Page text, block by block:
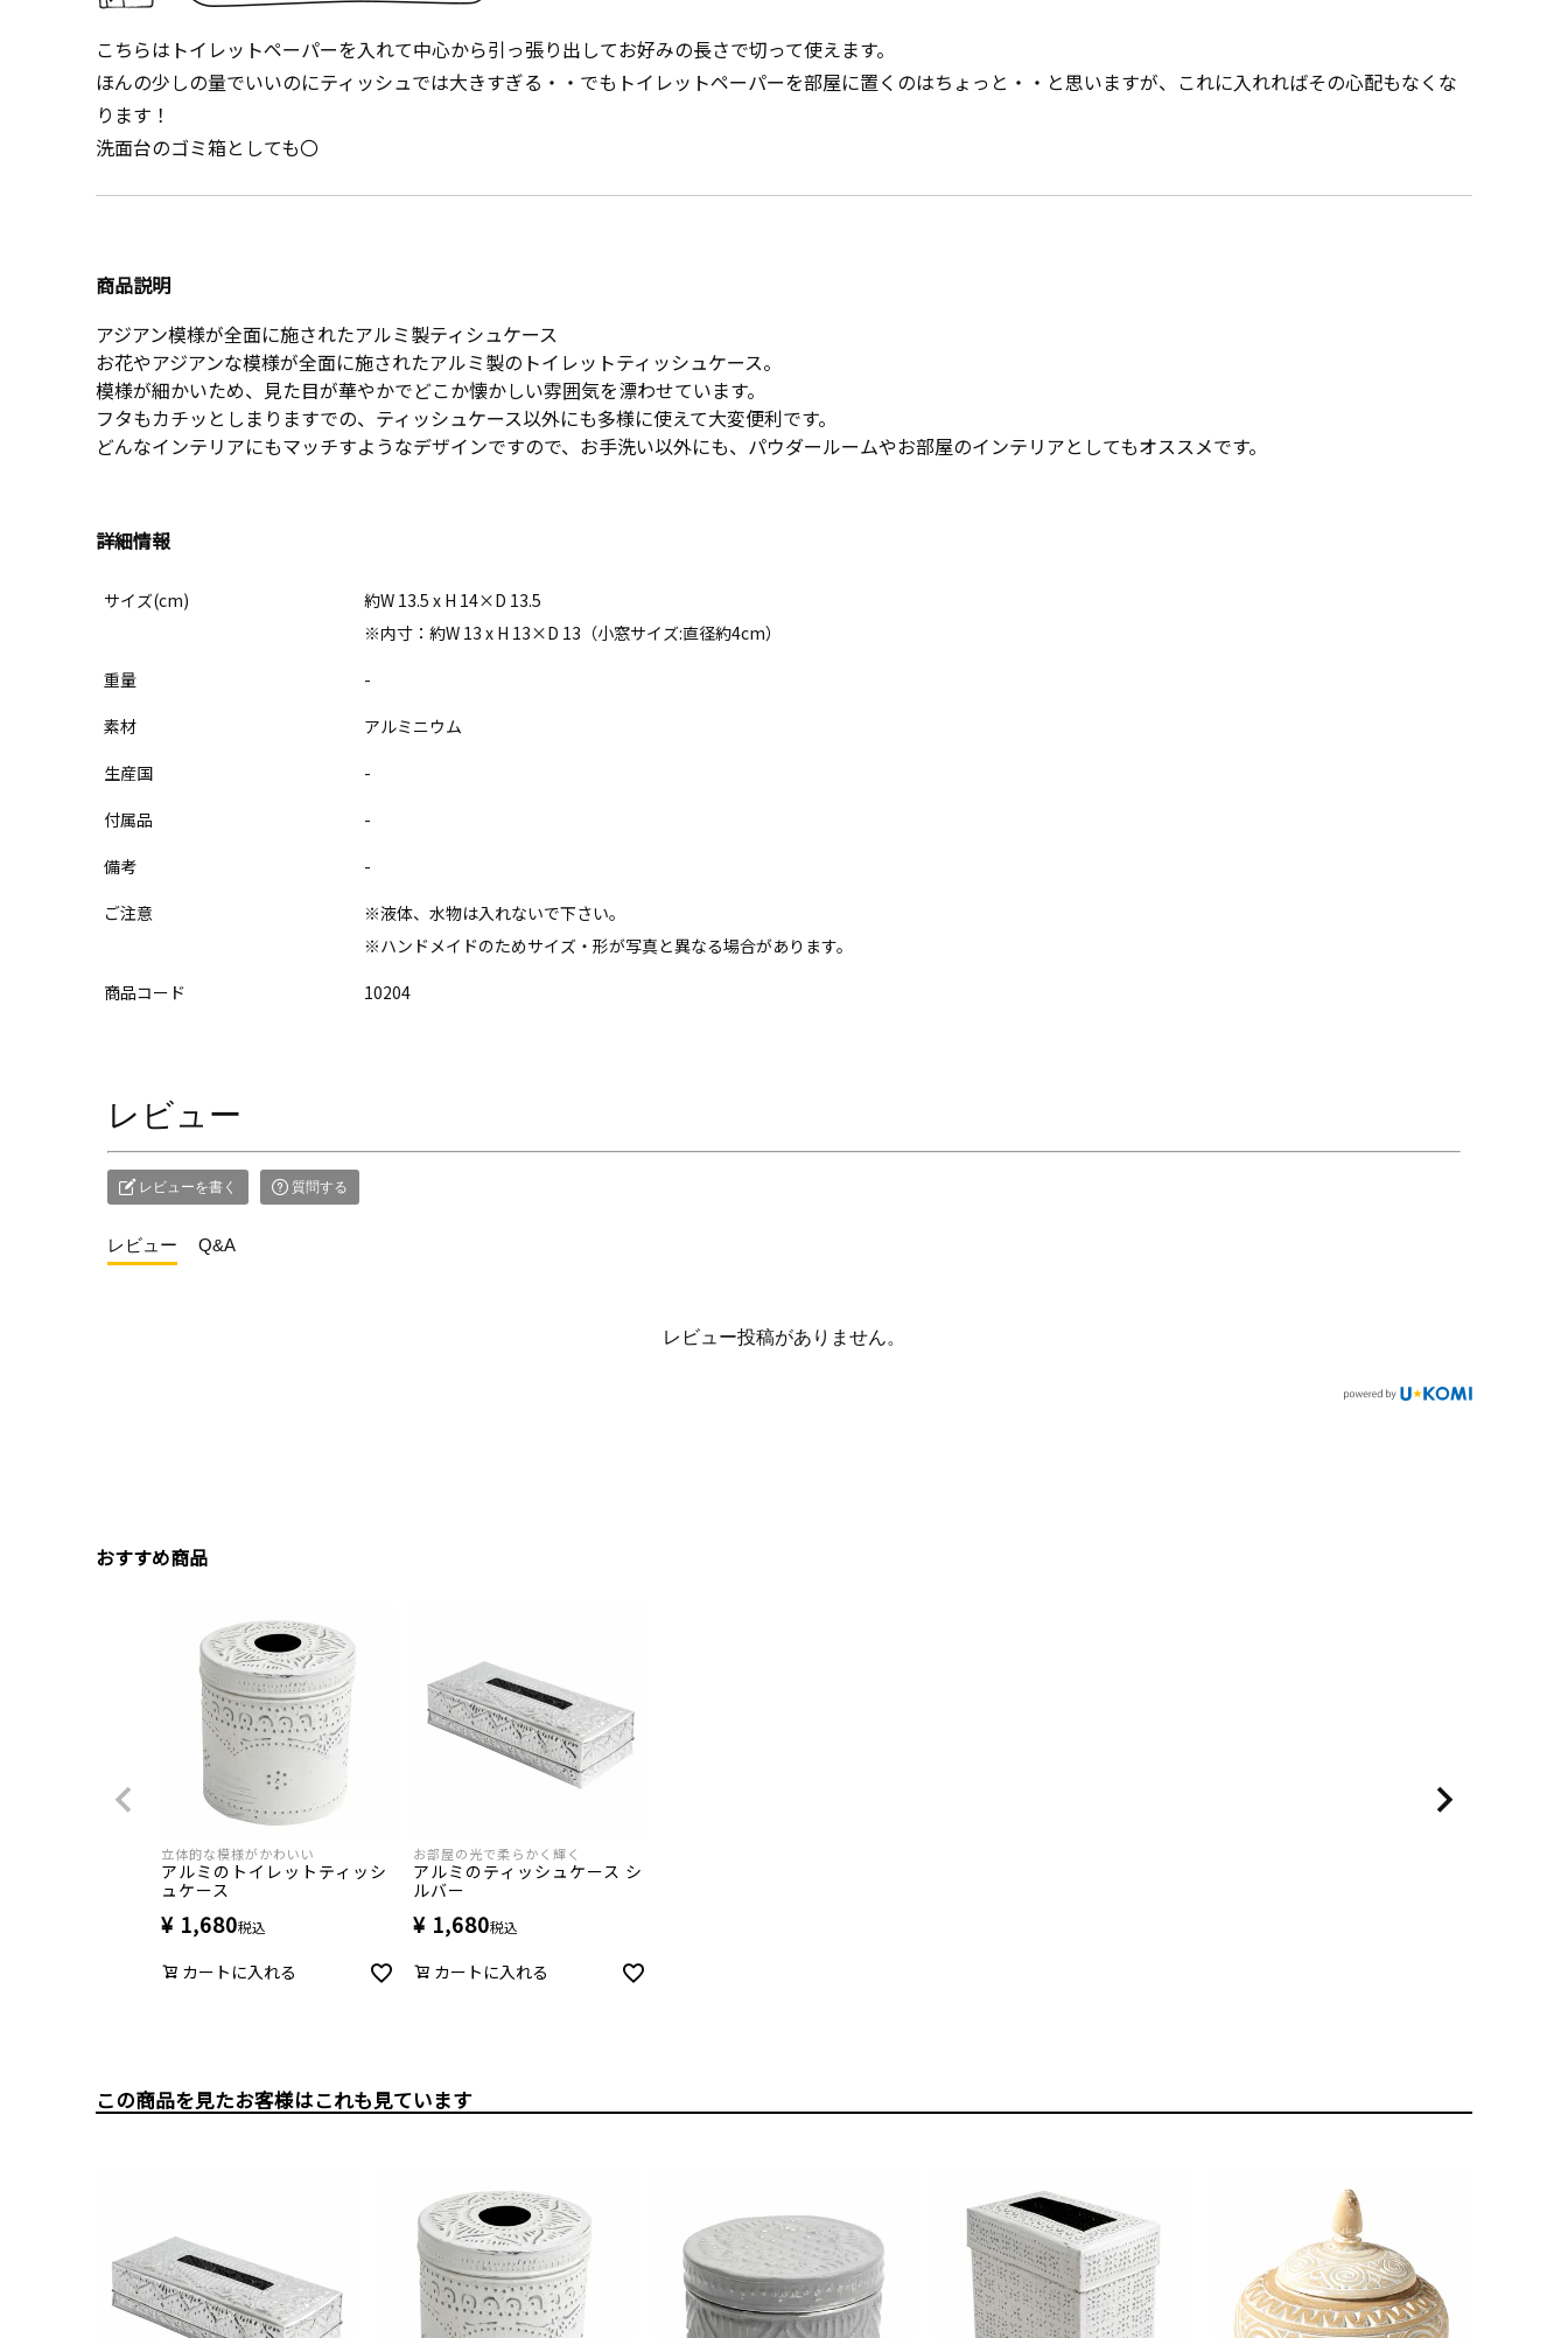
こちらはトイレットペーパーを入れて中心から引っ張り出してお好みの長さで切って使えます。
ほんの少しの量でいいのにティッシュでは大きすぎる・・でもトイレットペーパーを部屋に置くのはちょっと・・と思いますが、これに入れればその心配もなくな
ります！
洗面台のゴミ箱としても〇
商品説明
アジアン模様が全面に施されたアルミ製ティシュケース
お花やアジアンな模様が全面に施されたアルミ製のトイレットティッシュケース。
模様が細かいため、見た目が華やかでどこか懐かしい雰囲気を漂わせています。
フタもカチッとしまりますでの、ティッシュケース以外にも多様に使えて大変便利です。
どんなインテリアにもマッチすようなデザインですので、お手洗い以外にも、パウダールームやお部屋のインテリアとしてもオススメです。
詳細情報
サイズ(cm)
約W 13.5 x H 14×D 13.5
※内寸：約W 13 x H 13×D 13（小窓サイズ:直径約4cm）
重量
-
素材
アルミニウム
生産国
-
付属品
-
備考
-
ご注意
※液体、水物は入れないで下さい。
※ハンドメイドのためサイズ・形が写真と異なる場合があります。
商品コード
10204
レビュー
レビューを書く 質問する
レビュー Q&A
レビュー投稿がありません。
おすすめ商品
立体的な模様がかわいい
アルミのトイレットティッシ
ュケース
¥ 1,680税込
カートに入れる
お部屋の光で柔らかく輝く
アルミのティッシュケース シ
ルバー
¥ 1,680税込
カートに入れる
この商品を見たお客様はこれも見ています